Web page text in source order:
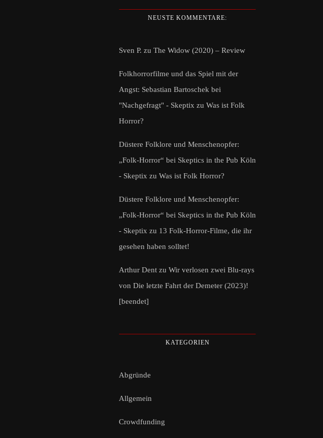
NEUSTE KOMMENTARE:
Sven P. zu The Widow (2020) – Review
Folkhorrorfilme und das Spiel mit der
Angst: Sebastian Bartoschek bei
"Nachgefragt" - Skeptix zu Was ist Folk
Horror?
Düstere Folklore und Menschenopfer:
„Folk-Horror“ bei Skeptics in the Pub Köln
- Skeptix zu Was ist Folk Horror?
Düstere Folklore und Menschenopfer:
„Folk-Horror“ bei Skeptics in the Pub Köln
- Skeptix zu 13 Folk-Horror-Filme, die ihr
gesehen haben solltet!
Arthur Dent zu Wir verlosen zwei Blu-rays
von Die letzte Fahrt der Demeter (2023)!
[beendet]
KATEGORIEN
Abgründe
Allgemein
Crowdfunding